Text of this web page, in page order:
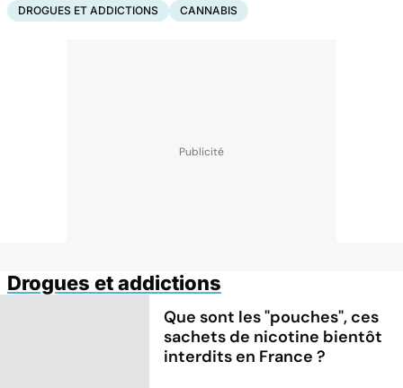
DROGUES ET ADDICTIONS CANNABIS
Drogues et addictions
Que sont les "pouches", ces
sachets de nicotine bientôt
interdits en France ?